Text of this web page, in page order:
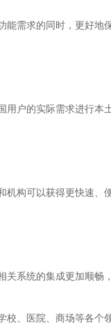
能需求的同时，更好
用户的实际需求进行
机构可以获得更快速
关系统的集成更加顺畅
校、医院、商场等各